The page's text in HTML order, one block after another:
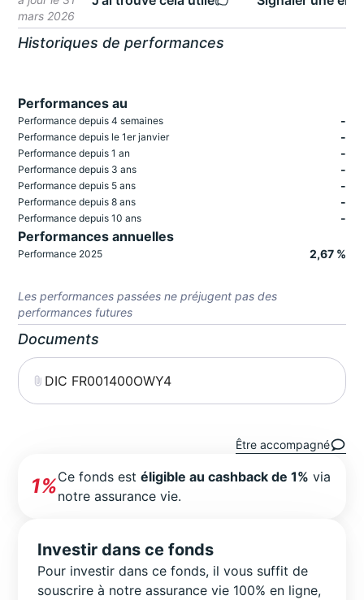
mars 2026
Historiques de performances
Performances au
Performance depuis 4 semaines -
Performance depuis le 1er janvier -
Performance depuis 1 an -
Performance depuis 3 ans -
Performance depuis 5 ans -
Performance depuis 8 ans -
Performance depuis 10 ans -
Performances annuelles
Performance 2025 2,67 %
Les performances passées ne préjugent pas des
performances futures
Documents
DIC FR001400OWY4
Être accompagné
1%Ce fonds estéligible au cashback de 1% via
notre assurance vie.
Investir dans ce fonds
Pour investir dans ce fonds, il vous suffit de
souscrire à notre assurance vie 100% en ligne,